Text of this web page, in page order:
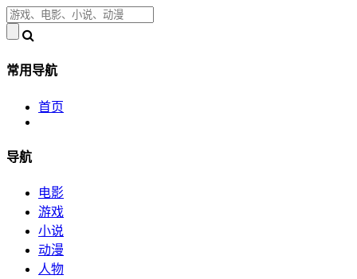
常用导航
首页
导航
电影
游戏
小说
动漫
人物